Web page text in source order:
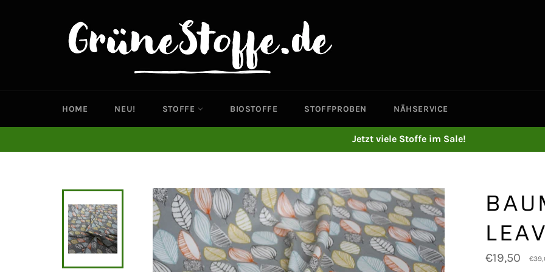
HOME NEU! STOFFE BIOSTOFFE STOFFPROBEN NÄHSERVICE
Jetzt viele Stoffe im Sale!
Normaler
Preis
€19,50